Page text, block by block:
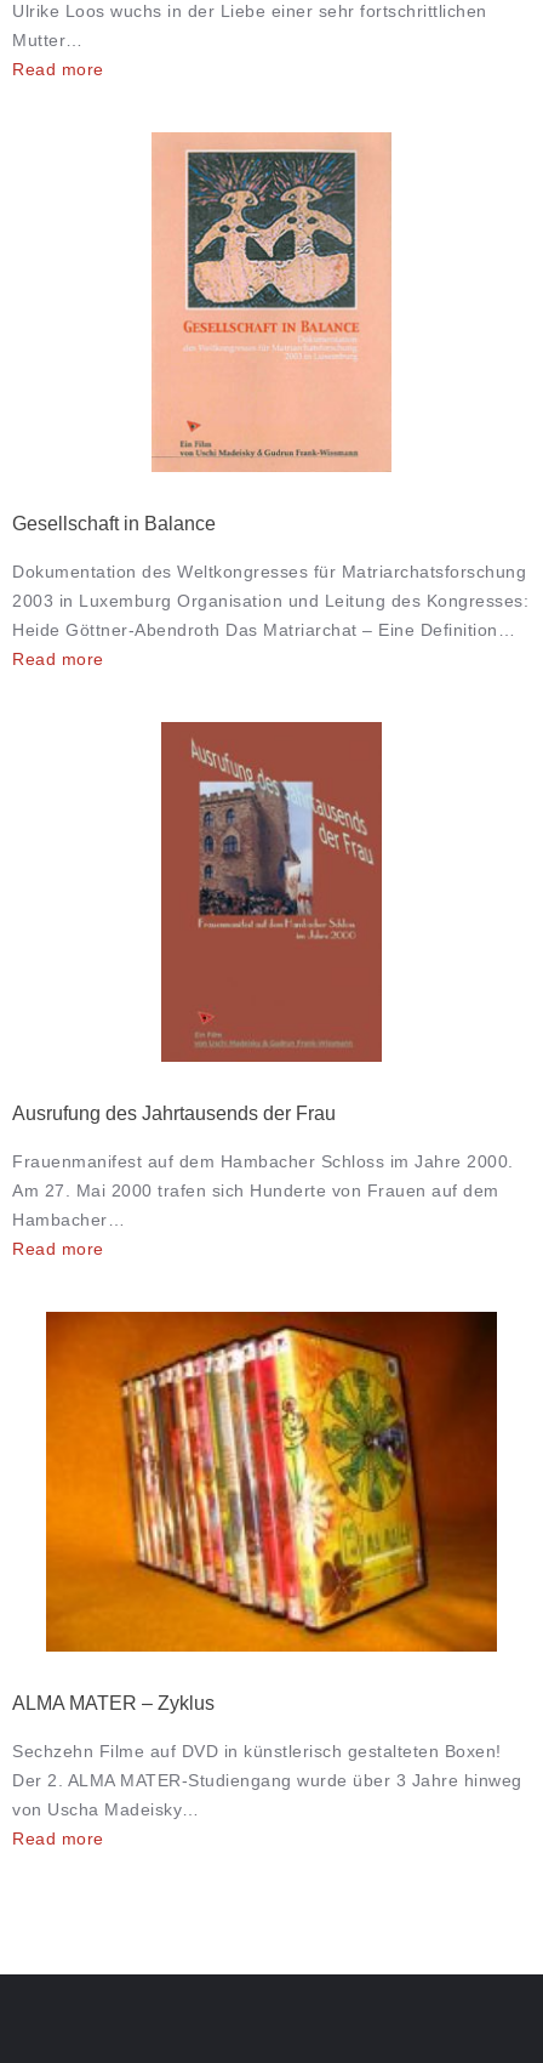
Ulrike Loos wuchs in der Liebe einer sehr fortschrittlichen
Mutter…
Read more
Gesellschaft in Balance
Dokumentation des Weltkongresses für Matriarchatsforschung
2003 in Luxemburg Organisation und Leitung des Kongresses:
Heide Göttner-Abendroth Das Matriarchat – Eine Definition…
Read more
Ausrufung des Jahrtausends der Frau
Frauenmanifest auf dem Hambacher Schloss im Jahre 2000.
Am 27. Mai 2000 trafen sich Hunderte von Frauen auf dem
Hambacher…
Read more
ALMA MATER – Zyklus
Sechzehn Filme auf DVD in künstlerisch gestalteten Boxen!
Der 2. ALMA MATER-Studiengang wurde über 3 Jahre hinweg
von Uscha Madeisky…
Read more